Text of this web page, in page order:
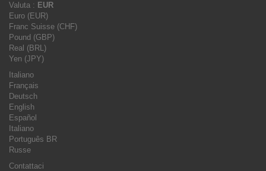
Valuta : EUR
Euro (EUR)
Franc Suisse (CHF)
Pound (GBP)
Real (BRL)
Yen (JPY)
Italiano
Français
Deutsch
English
Español
Italiano
Português BR
Russe
Contattaci